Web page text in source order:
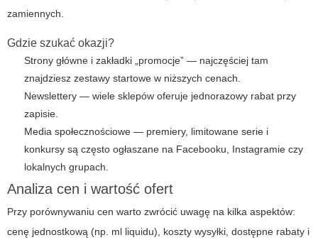
zamiennych.
Gdzie szukać okazji?
Strony główne i zakładki „promocje” — najczęściej tam
znajdziesz zestawy startowe w niższych cenach.
Newslettery — wiele sklepów oferuje jednorazowy rabat przy
zapisie.
Media społecznościowe — premiery, limitowane serie i
konkursy są często ogłaszane na Facebooku, Instagramie czy
lokalnych grupach.
Analiza cen i wartość ofert
Przy porównywaniu cen warto zwrócić uwagę na kilka aspektów:
cenę jednostkową (np. ml liquidu), koszty wysyłki, dostępne rabaty i